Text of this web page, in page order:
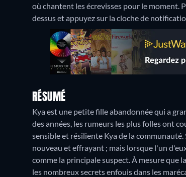
où chantent les écrevisses pour le moment.
dessus et appuyez sur la cloche de
RÉSUMÉ
Kya est une petite fille abandonnée qui a
des années, les rumeurs les plus folles ont
sensible et résiliente Kya de la
nouveau et effrayant ; mais lorsque l'un
comme la principale suspect. À mesure que
les nombreux secrets enfouis dans les